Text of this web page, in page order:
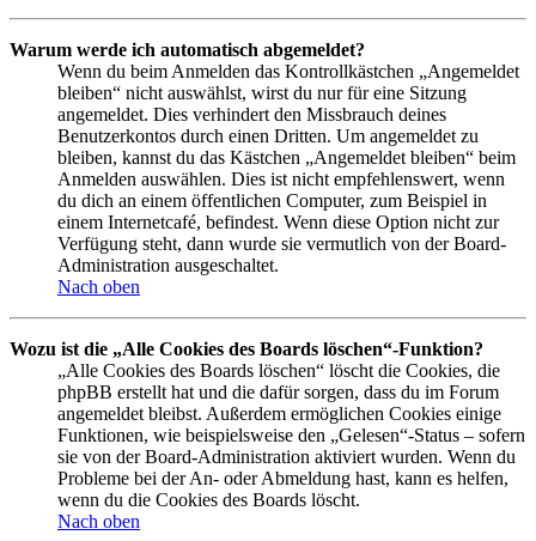
Warum werde ich automatisch abgemeldet?
Wenn du beim Anmelden das Kontrollkästchen „Angemeldet
bleiben“ nicht auswählst, wirst du nur für eine Sitzung
angemeldet. Dies verhindert den Missbrauch deines
Benutzerkontos durch einen Dritten. Um angemeldet zu
bleiben, kannst du das Kästchen „Angemeldet bleiben“ beim
Anmelden auswählen. Dies ist nicht empfehlenswert, wenn
du dich an einem öffentlichen Computer, zum Beispiel in
einem Internetcafé, befindest. Wenn diese Option nicht zur
Verfügung steht, dann wurde sie vermutlich von der Board-
Administration ausgeschaltet.
Nach oben
Wozu ist die „Alle Cookies des Boards löschen“-Funktion?
„Alle Cookies des Boards löschen“ löscht die Cookies, die
phpBB erstellt hat und die dafür sorgen, dass du im Forum
angemeldet bleibst. Außerdem ermöglichen Cookies einige
Funktionen, wie beispielsweise den „Gelesen“-Status – sofern
sie von der Board-Administration aktiviert wurden. Wenn du
Probleme bei der An- oder Abmeldung hast, kann es helfen,
wenn du die Cookies des Boards löscht.
Nach oben